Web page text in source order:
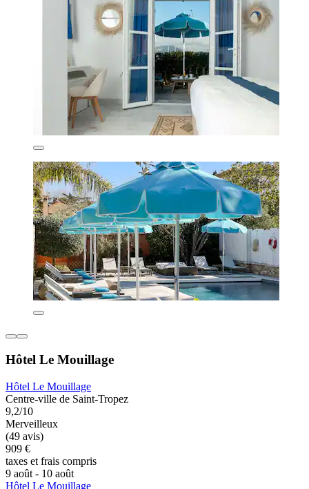
Hôtel Le Mouillage
Hôtel Le Mouillage
Centre-ville de Saint-Tropez
9,2/10
Merveilleux
(49 avis)
909 €
taxes et frais compris
9 août - 10 août
Hôtel Le Mouillage